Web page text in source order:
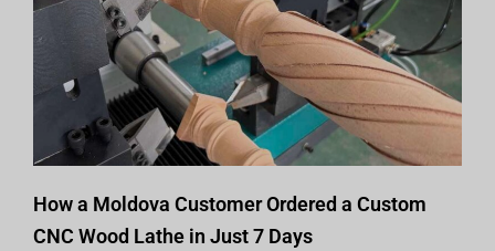
How a Moldova Customer Ordered a Custom
CNC Wood Lathe in Just 7 Days